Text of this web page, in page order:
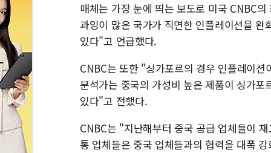
매체는 가장 눈에 띄는 보도로 미국 CNBC
과잉이 많은 국가가 직면한 인플레이션을
있다"고 언급했다.
CNBC는 또한 "싱가포르의 경우 인플레이
분석가는 중국의 가성비 높은 제품이 싱가
있다"고 전했다.
CNBC는 "지난해부터 중국 공급 업체들이
통 업체들은 중국 업체들과의 협력을 대폭